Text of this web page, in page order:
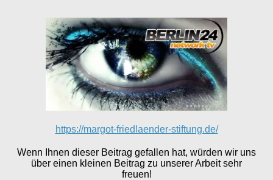
https://margot-friedlaender-stiftung.de/
Wenn Ihnen dieser Beitrag gefallen hat, würden wir uns
über einen kleinen Beitrag zu unserer Arbeit sehr
freuen!